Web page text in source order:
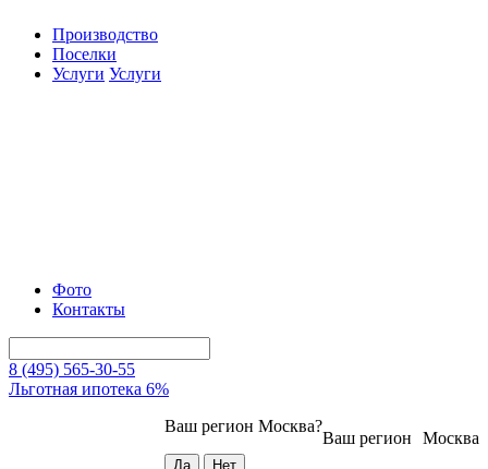
Производство
Поселки
Услуги Услуги
Фото
Контакты
8 (495) 565-30-55
Льготная ипотека 6%
Москва
Ваш регион
Ваш регион Москва?